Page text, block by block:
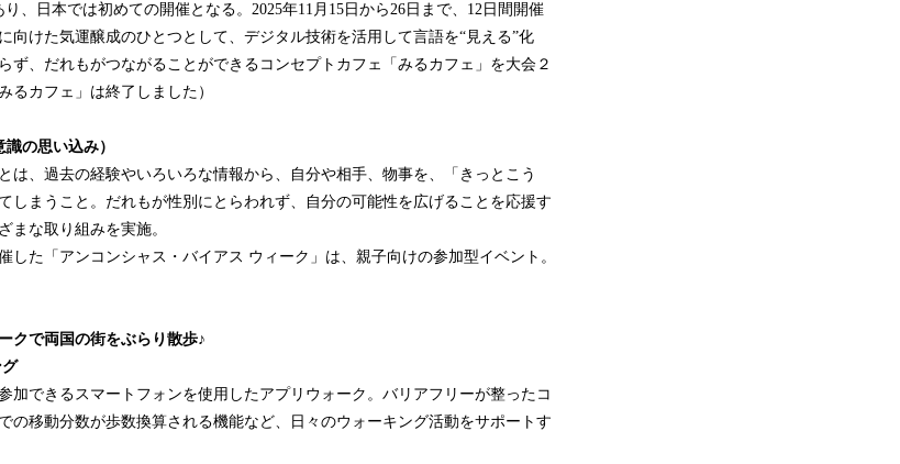
、日本では初めての開催となる。2025年11月15日から26日まで、12日間開催
向けた気運醸成のひとつとして、デジタル技術を活用して言語を“見える”化
ず、だれもがつながることができるコンセプトカフェ「みるカフェ」を大会２
るカフェ」は終了しました）
の思い込み）
、過去の経験やいろいろな情報から、自分や相手、物事を、「きっとこう
しまうこと。だれもが性別にとらわれず、自分の可能性を広げることを応援す
まな取り組みを実施。
した「アンコンシャス・バイアス ウィーク」は、親子向けの参加型イベント。
クで両国の街をぶらり散歩♪
できるスマートフォンを使用したアプリウォーク。バリアフリーが整ったコ
の移動分数が歩数換算される機能など、日々のウォーキング活動をサポートす